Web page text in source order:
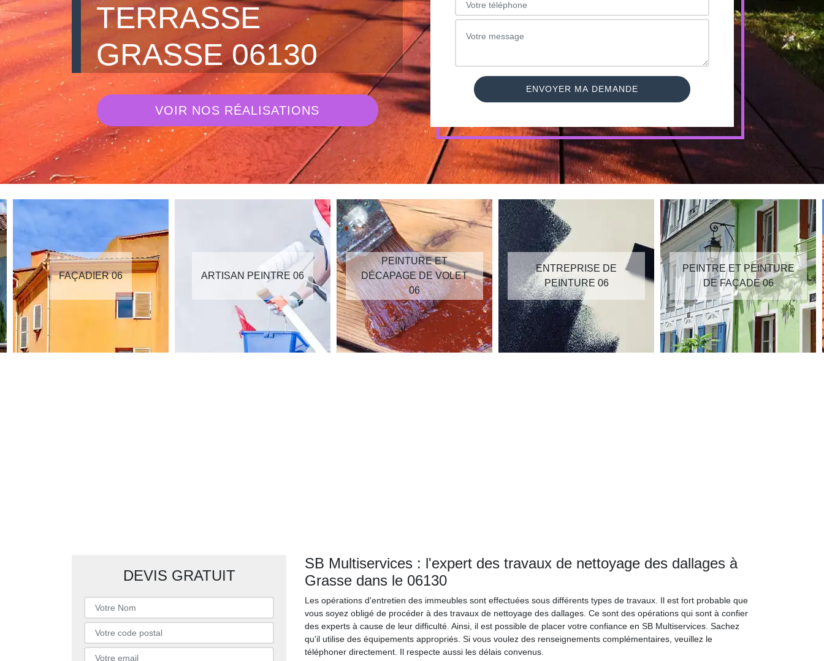
TERRASSE
GRASSE 06130
VOIR NOS RÉALISATIONS
FAÇADIER 06 ARTISAN PEINTRE 06
PEINTURE ET
DÉCAPAGE DE VOLET
06
ENTREPRISE DE
PEINTURE 06
PEINTRE ET PEINTURE
DE FAÇADE 06
DEVIS GRATUIT
SB Multiservices : l'expert des travaux de nettoyage des dallages à
Grasse dans le 06130
Les opérations d'entretien des immeubles sont effectuées sous différents types de travaux. Il est fort probable que
vous soyez obligé de procéder à des travaux de nettoyage des dallages. Ce sont des opérations qui sont à confier
des experts à cause de leur difficulté. Ainsi, il est possible de placer votre confiance en SB Multiservices. Sachez
qu'il utilise des équipements appropriés. Si vous voulez des renseignements complémentaires, veuillez le
téléphoner directement. Il respecte aussi les délais convenus.